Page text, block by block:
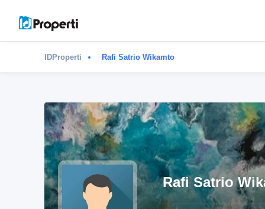
IDProperti Rafi Satrio Wikamto
Rafi Satrio